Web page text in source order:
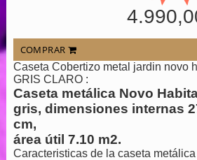
COMPRAR
Caseta Cobertizo metal jardin novo
GRIS CLARO :
Caseta metálica Novo
gris, dimensiones internas
cm,
área útil 7.10 m2.
Caracteristicas de la caseta